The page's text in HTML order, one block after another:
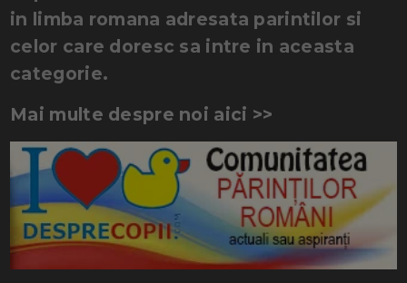
in limba romana adresata parintilor si
celor care doresc sa intre in aceasta
categorie.
Mai multe despre noi aici >>